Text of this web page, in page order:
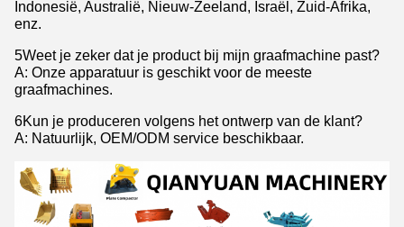
Indonesië, Australië, Nieuw-Zeeland, Israël, Zuid-Afrika,
enz.
5Weet je zeker dat je product bij mijn graafmachine past?
A: Onze apparatuur is geschikt voor de meeste
graafmachines.
6Kun je produceren volgens het ontwerp van de klant?
A: Natuurlijk, OEM/ODM service beschikbaar.